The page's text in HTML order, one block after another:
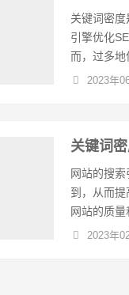
关键词密
引擎优化
而，过多地
2023年
关键词
网站的搜
到，从而
网站的质量
2023年